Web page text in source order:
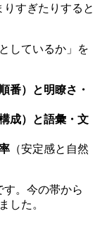
すぎたりすると
しているか」を
番）と明瞭さ・
成）と語彙・文
（安定感と自然
。今の帯から
した。